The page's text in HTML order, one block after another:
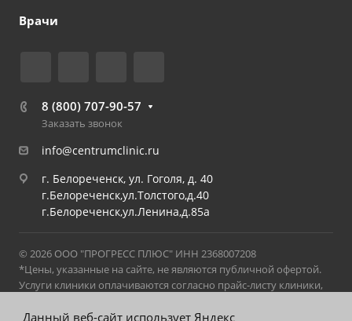
Врачи
8 (800) 707-90-57
Заказать звонок
info@centrumclinic.ru
г. Белореченск, ул. Гоголя, д. 40
г.Белореченск,ул.Толстого,д.40
г.Белореченск,ул.Ленина,д.85а
© 2026 ООО "ПРОГРЕСС ПЛЮС" ИНН 2368007208
*Цены, указанные на сайте, не являются публичной офертой.
Услуги клиники оплачиваются согласно прайс-листу клиники,
прайс-листом можно ознакомиться в клинике на стойке
Данный веб-сайт использует Яндекс